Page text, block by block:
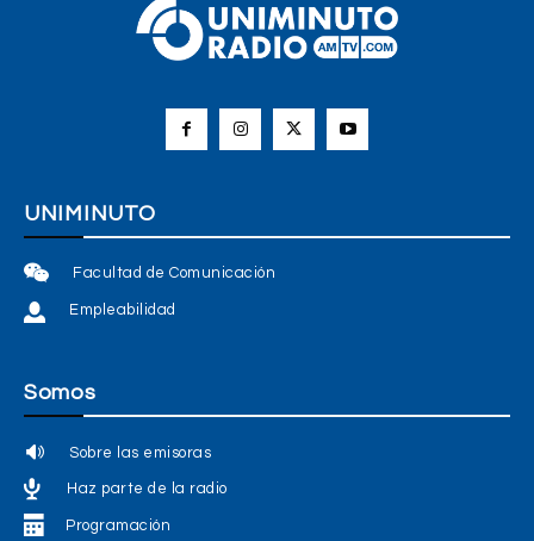
UNIMINUTO
Facultad de Comunicación
Empleabilidad
Somos
Sobre las emisoras
Haz parte de la radio
Programación